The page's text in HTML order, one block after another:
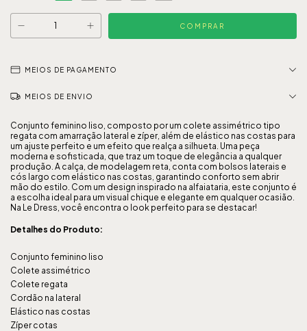
MEIOS DE PAGAMENTO
MEIOS DE ENVIO
Conjunto feminino liso, composto por um colete assimétrico tipo
regata com amarração lateral e zíper, além de elástico nas costas para
um ajuste perfeito e um efeito que realça a silhueta. Uma peça
moderna e sofisticada, que traz um toque de elegância a qualquer
produção. A calça, de modelagem reta, conta com bolsos laterais e
cós largo com elástico nas costas, garantindo conforto sem abrir
mão do estilo. Com um design inspirado na alfaiataria, este conjunto é
a escolha ideal para um visual chique e elegante em qualquer ocasião.
Na Le Dress, você encontra o look perfeito para se destacar!
Detalhes do Produto:
Conjunto feminino liso
Colete assimétrico
Colete regata
Cordão na lateral
Elástico nas costas
Zíper cotas